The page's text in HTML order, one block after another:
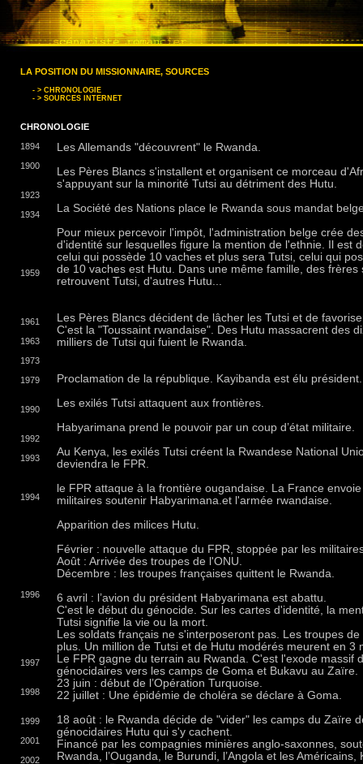
LA POSITION DU MISSIONNAIRE, SOURCES
- > CHRONOLOGIE
- > SOURCES INTERNET
CHRONOLOGIE
1894
1900
1923
1934
1959
1961
1963
1973
1979
1990
1992
1993
1994
1996
1997
1998
1999
2001
2002
Les Allemands "découvrent" le Rwanda.
Les Pères Blancs s'installent et organisent ce morceau
s'appuyant sur la minorité Tutsi au détriment des Hutu.
La Société des Nations place le Rwanda sous mandat
Pour mieux percevoir l'impôt, l'administration belge crée
d'identité sur lesquelles figure la mention de l'ethnie. Il est
celui qui possède 10 vaches et plus sera Tutsi, celui qui
de 10 vaches est Hutu. Dans une même famille, des frères
retrouvent Tutsi, d'autres Hutu...
Les Pères Blancs décident de lâcher les Tutsi et de
C'est la "Toussaint rwandaise". Des Hutu massacrent des
milliers de Tutsi qui fuient le Rwanda.
Proclamation de la république. Kayibanda est élu président.
Les exilés Tutsi attaquent aux frontières.
Habyarimana prend le pouvoir par un coup d’état militaire.
Au Kenya, les exilés Tutsi créent la Rwandese National
deviendra le FPR.
le FPR attaque à la frontière ougandaise. La France
militaires soutenir Habyarimana.et l'armée rwandaise.
Apparition des milices Hutu.
Février : nouvelle attaque du FPR, stoppée par les
Août : Arrivée des troupes de l'ONU.
Décembre : les troupes françaises quittent le Rwanda.
6 avril : l’avion du président Habyarimana est abattu.
C'est le début du génocide. Sur les cartes d'identité, la
Tutsi signifie la vie ou la mort.
Les soldats français ne s'interposeront pas. Les troupes de
plus. Un million de Tutsi et de Hutu modérés meurent en 3
Le FPR gagne du terrain au Rwanda. C'est l'exode massif
génocidaires vers les camps de Goma et Bukavu au Zaïre.
23 juin : début de l’Opération Turquoise.
22 juillet : Une épidémie de choléra se déclare à Goma.
18 août : le Rwanda décide de "vider" les camps du Zaïre
génocidaires Hutu qui s'y cachent.
Financé par les compagnies minières anglo-saxonnes,
Rwanda, l’Ouganda, le Burundi, l’Angola et les Américains,